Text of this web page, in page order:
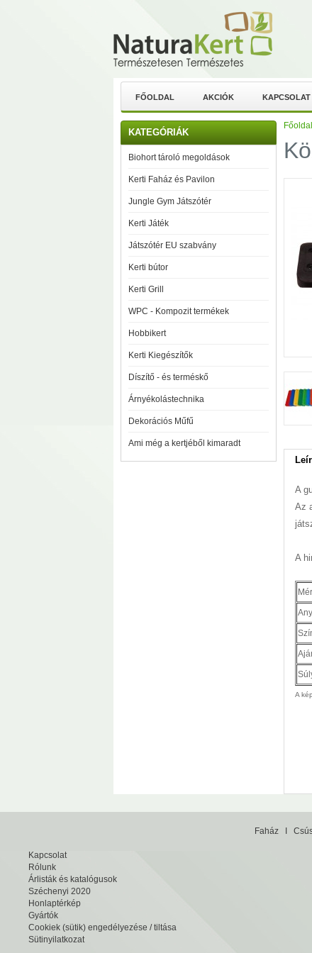
FŐOLDAL AKCIÓK KAPCSOLAT
KATEGÓRIÁK
Biohort tároló megoldások
Kerti Faház és Pavilon
Jungle Gym Játszótér
Kerti Játék
Játszótér EU szabvány
Kerti bútor
Kerti Grill
WPC - Kompozit termékek
Hobbikert
Kerti Kiegészítők
Díszítő - és terméskő
Árnyékolástechnika
Dekorációs Műfű
Ami még a kertjéből kimaradt
Főoldal
A
Az
A
A
FaházI
Kapcsolat
Rólunk
Árlisták és katalógusok
Széchenyi 2020
Honlaptérkép
Gyártók
Cookiek (sütik) engedélyezése / tiltása
Sütinyilatkozat